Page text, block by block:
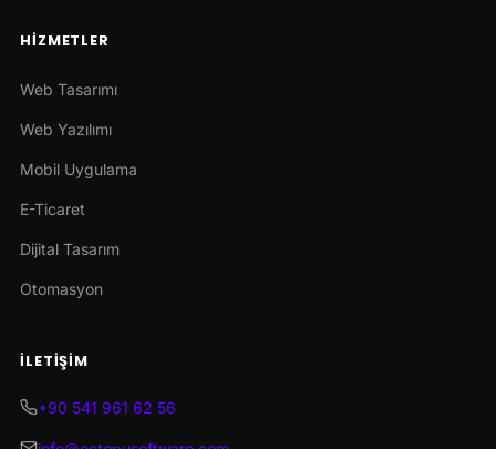
HIZMETLER
Web Tasarımı
Web Yazılımı
Mobil Uygulama
E-Ticaret
Dijital Tasarım
Otomasyon
İLETIŞIM
+90 541 961 62 56